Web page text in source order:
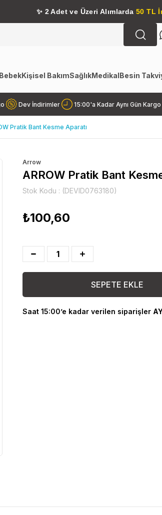
✨ 2 Adet ve Üzeri Alımlarda 50 TL
Kişisel BakımSağlıkMedikalBesin
Dev İndirimler 15:00'a Kadar Aynı Gün Kargo
Pratik Bant Kesme Aparatı
Arrow
ARROW Pratik Bant
Stok Kodu (DEVID0763180)
₺100,60
Saat 15:00’e kadar verilen siparişler